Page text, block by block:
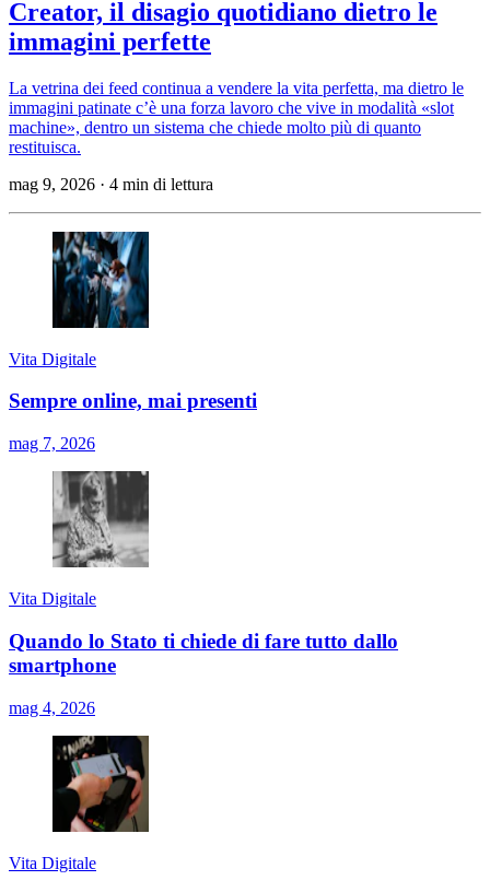
Creator, il disagio quotidiano dietro le
immagini perfette
La vetrina dei feed continua a vendere la vita perfetta, ma dietro le
immagini patinate c’è una forza lavoro che vive in modalità «slot
machine», dentro un sistema che chiede molto più di quanto
restituisca.
mag 9, 2026 · 4 min di lettura
Vita Digitale
Sempre online, mai presenti
mag 7, 2026
Vita Digitale
Quando lo Stato ti chiede di fare tutto dallo
smartphone
mag 4, 2026
Vita Digitale